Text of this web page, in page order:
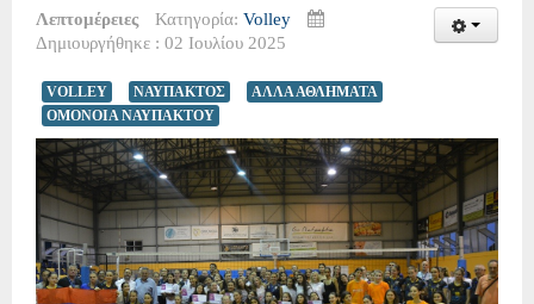
Λεπτομέρειες Κατηγορία: Volley
Δημιουργήθηκε : 02 Ιουλίου 2025
VOLLEY ΝΑΥΠΑΚΤΟΣ
ΑΛΛΑ ΑΘΛΗΜΑΤΑ
ΟΜΟΝΟΙΑ ΝΑΥΠΑΚΤΟΥ